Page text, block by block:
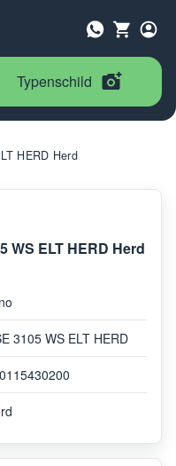
Typenschild
HERD Herd
WS ELT HERD Herd
3105 WS ELT HERD